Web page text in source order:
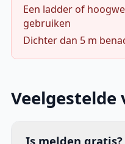
Een ladder of
gebruiken
Dichter dan 5 m
Veelgestelde
Is melden gratis?